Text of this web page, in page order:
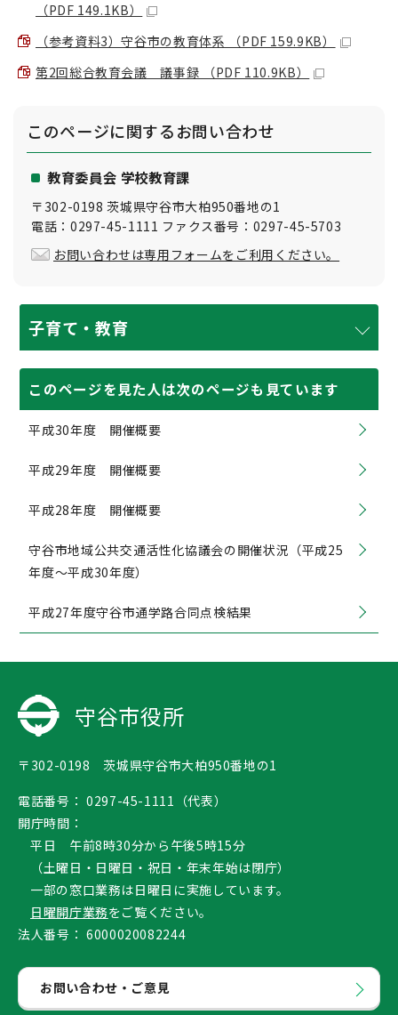
（PDF 149.1KB）
（参考資料3）守谷市の教育体系 （PDF 159.9KB）
第2回総合教育会議 議事録 （PDF 110.9KB）
このページに関するお問い合わせ
教育委員会 学校教育課
〒302-0198 茨城県守谷市大柏950番地の1
電話：0297-45-1111 ファクス番号：0297-45-5703
お問い合わせは専用フォームをご利用ください。
子育て・教育
このページを見た人は次のページも見ています
平成30年度 開催概要
平成29年度 開催概要
平成28年度 開催概要
守谷市地域公共交通活性化協議会の開催状況（平成25
年度〜平成30年度）
平成27年度守谷市通学路合同点検結果
守谷市役所
〒302-0198 茨城県守谷市大柏950番地の1
電話番号： 0297-45-1111（代表）
開庁時間：
平日 午前8時30分から午後5時15分
（土曜日・日曜日・祝日・年末年始は閉庁）
一部の窓口業務は日曜日に実施しています。
日曜開庁業務をご覧ください。
法人番号： 6000020082244
お問い合わせ・ご意見